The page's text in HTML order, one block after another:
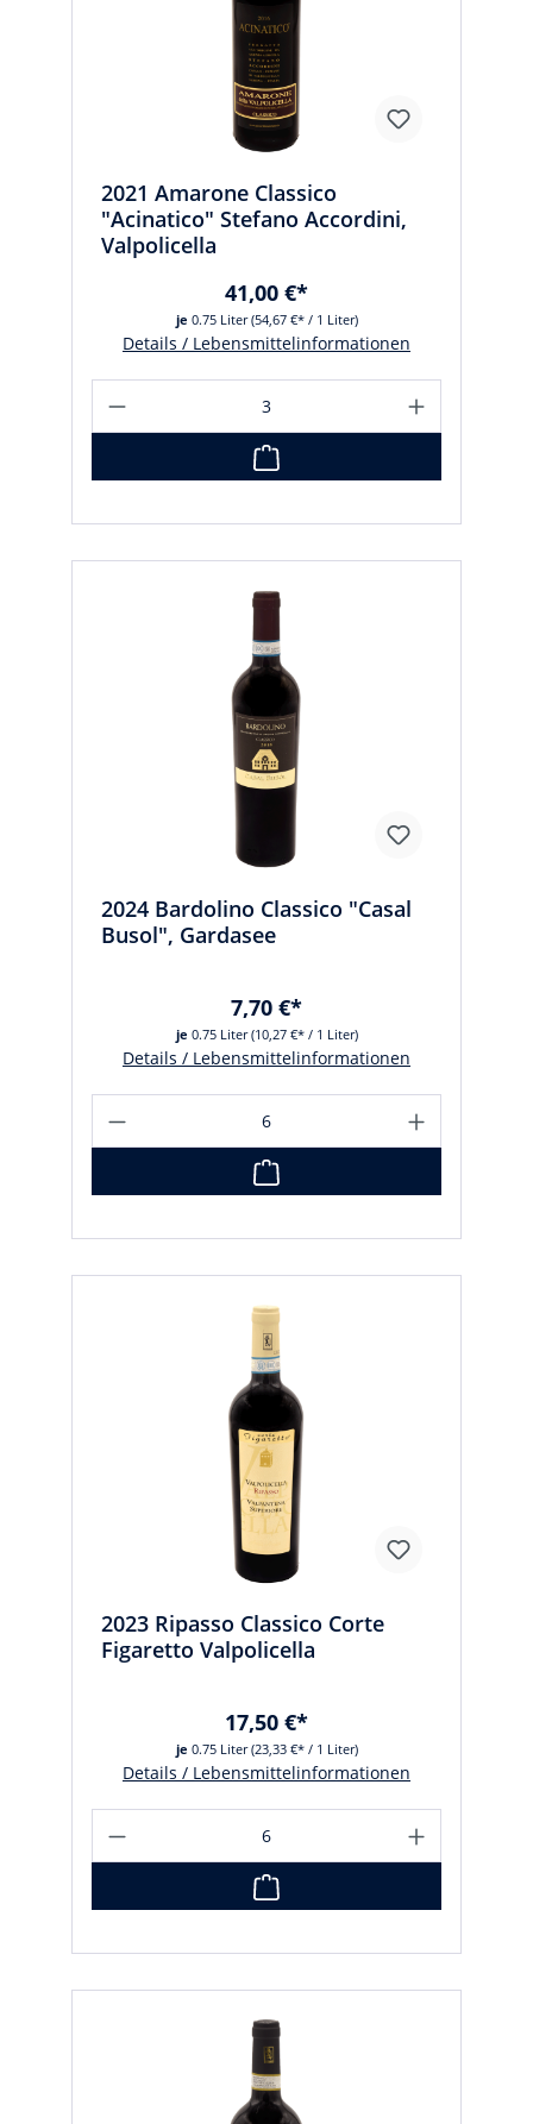
2021 Amarone Classico
"Acinatico" Stefano Accordini,
Valpolicella
je 0.75 Liter(54,67 €* / 1 Liter)
41,00 €*
Details / Lebensmittelinformationen
2024 Bardolino Classico "Casal
Busol", Gardasee
je 0.75 Liter(10,27 €* / 1 Liter)
7,70 €*
Details / Lebensmittelinformationen
2023 Ripasso Classico Corte
Figaretto Valpolicella
je 0.75 Liter(23,33 €* / 1 Liter)
17,50 €*
Details / Lebensmittelinformationen